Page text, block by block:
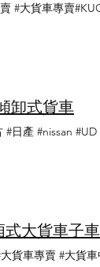
#大貨車專賣
卸式貨車
日產 #nissan
大貨車子車
貨車專賣 #大貨